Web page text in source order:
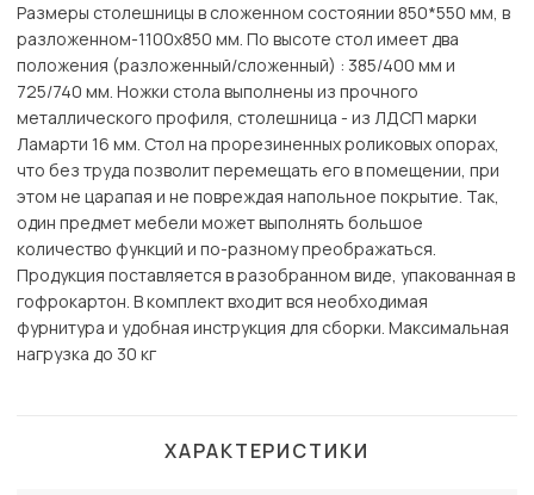
Размеры столешницы в сложенном состоянии 850*550 мм, в
разложенном-1100х850 мм. По высоте стол имеет два
положения (разложенный/сложенный) : 385/400 мм и
725/740 мм. Ножки стола выполнены из прочного
металлического профиля, столешница - из ЛДСП марки
Ламарти 16 мм. Стол на прорезиненных роликовых опорах,
что без труда позволит перемещать его в помещении, при
этом не царапая и не повреждая напольное покрытие. Так,
один предмет мебели может выполнять большое
количество функций и по-разному преображаться.
Продукция поставляется в разобранном виде, упакованная в
гофрокартон. В комплект входит вся необходимая
фурнитура и удобная инструкция для сборки. Максимальная
нагрузка до 30 кг
ХАРАКТЕРИСТИКИ